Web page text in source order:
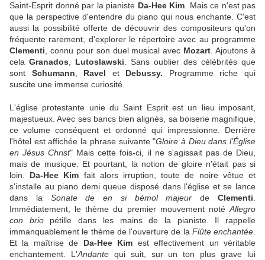
Saint-Esprit donné par la pianiste Da-Hee Kim . Mais ce n'est pas
que la perspective d'entendre du piano qui nous enchante. C'est
aussi la possibilité offerte de découvrir des compositeurs qu'on
fréquente rarement, d'explorer le répertoire avec au programme
Clementi , connu pour son duel musical avec Mozart . Ajoutons à
cela Granados Lutoslawski . Sans oublier des célébrités que
sont Schumann Ravel et Debussy. Programme riche qui
suscite une immense curiosité.
L'église protestante unie du Saint Esprit est un lieu imposant,
majestueux. Avec ses bancs bien alignés, sa boiserie magnifique,
ce volume conséquent et ordonné qui impressionne. Derrière
l'hôtel est affichée la phrase suivante "Gloire à Dieu dans l’Église
en Jésus Christ" Mais cette fois-ci, il ne s'agissait pas de Dieu,
mais de musique. Et pourtant, la notion de gloire n'était pas si
loin. Da-Hee Kim fait alors irruption, toute de noire vêtue et
s'installe au piano demi queue disposé dans l'église et se lance
dans la Sonate de en si bémol majeur deClementi
Immédiatement, le thème du premier mouvement noté Allegro
con briopétille dans les mains de la pianiste. Il rappelle
immanquablement le thème de l'ouverture de la Flûte enchantée
Et la maîtrise de Da-Hee Kim est effectivement un véritable
enchantement. L'Andante qui suit, sur un ton plus grave lui